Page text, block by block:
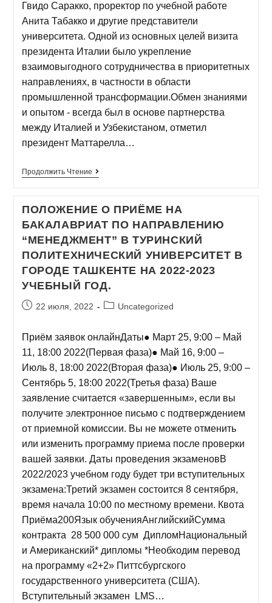
Гвидо Саракко, проректор по учебной работе
Анита Табакко и другие представители
университета. Одной из основных целей визита
президента Италии было укрепление
взаимовыгодного сотрудничества в приоритетных
направлениях, в частности в области
промышленной трансформации.Обмен знаниями
и опытом - всегда был в основе партнерства
между Италией и Узбекистаном, отметил
президент Маттарелла…
Продолжить Чтение
ПОЛОЖЕНИЕ О ПРИЁМЕ НА
БАКАЛАВРИАТ ПО НАПРАВЛЕНИЮ
“МЕНЕДЖМЕНТ” В ТУРИНСКИЙ
ПОЛИТЕХНИЧЕСКИЙ УНИВЕРСИТЕТ В
ГОРОДЕ ТАШКЕНТЕ НА 2022-2023
УЧЕБНЫЙ ГОД.
22 июля, 2022 Uncategorized
Приём заявок онлайнДаты● Март 25, 9:00 – Май
11, 18:00 2022(Первая фаза)● Май 16, 9:00 –
Июль 8, 18:00 2022(Вторая фаза)● Июль 25, 9:00 –
Сентябрь 5, 18:00 2022(Третья фаза) Ваше
заявление считается «завершенным», если вы
получите электронное письмо с подтверждением
от приемной комиссии. Вы не можете отменить
или изменить программу приема после проверки
вашей заявки. Даты проведения экзаменовВ
2022/2023 учебном году будет три вступительных
экзамена:Третий экзамен состоится 8 сентября,
время начала 10:00 по местному времени. Квота
Приёма200Язык обученияАнглийскийСумма
контракта 28 500 000 сум ДипломНациональный
и Американский* дипломы *Необходим перевод
на программу «2+2» Питтсбургского
государственного университета (США).
Вступительный экзамен LMS…